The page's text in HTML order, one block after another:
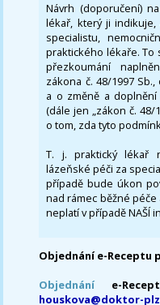
Návrh (doporučení)
lékař, který ji
specialistu,
praktického lékaře. To
přezkoumání
zákona č. 48/1997
a o změně a
(dále jen „zákon č. 48/
o tom, zda tyto
T. j. praktický lékař
lázeňské péči za
případě bude úkon
nad rámec běžné péče
neplatí v případě NAŠÍ
Objednání e-Receptu
Objednání e-
houskova@doktor-